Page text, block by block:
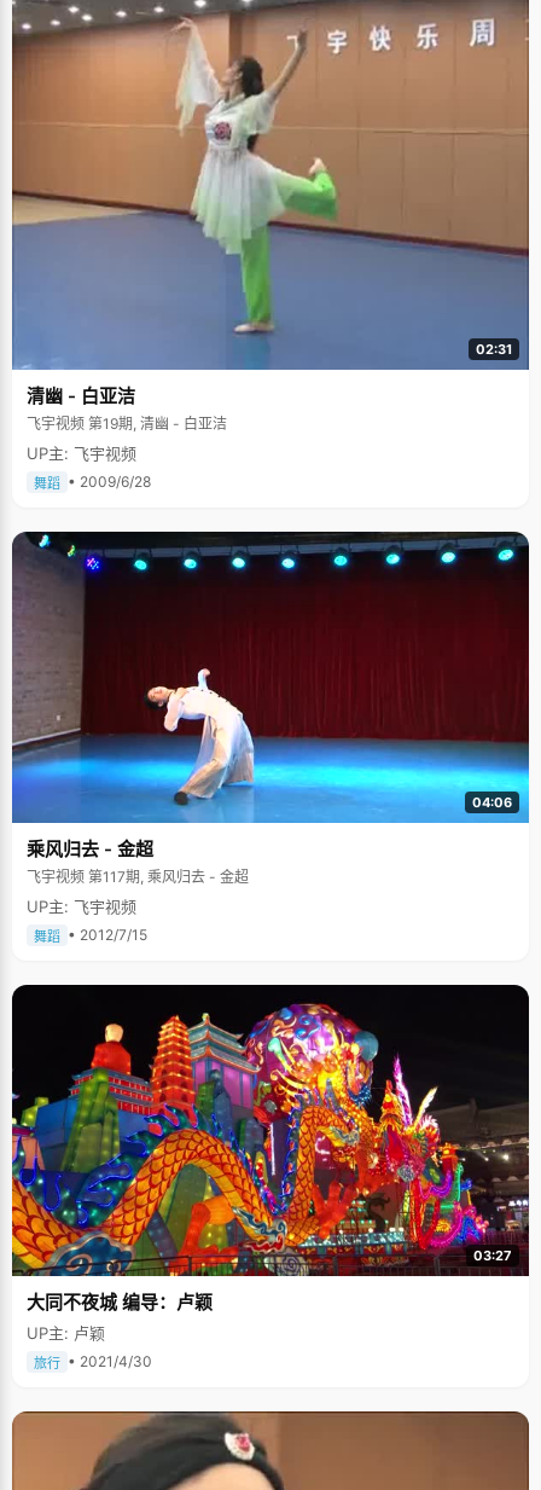
02:31
清幽 - 白亚洁
飞宇视频 第19期, 清幽 - 白亚洁
UP主: 飞宇视频
舞蹈 • 2009/6/28
04:06
乘风归去 - 金超
飞宇视频 第117期, 乘风归去 - 金超
UP主: 飞宇视频
舞蹈 • 2012/7/15
03:27
大同不夜城 编导：卢颖
UP主: 卢颖
旅行 • 2021/4/30